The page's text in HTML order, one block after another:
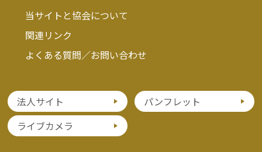
当サイトと協会について
関連リンク
よくある質問／お問い合わせ
法人サイト
パンフレット
ライブカメラ